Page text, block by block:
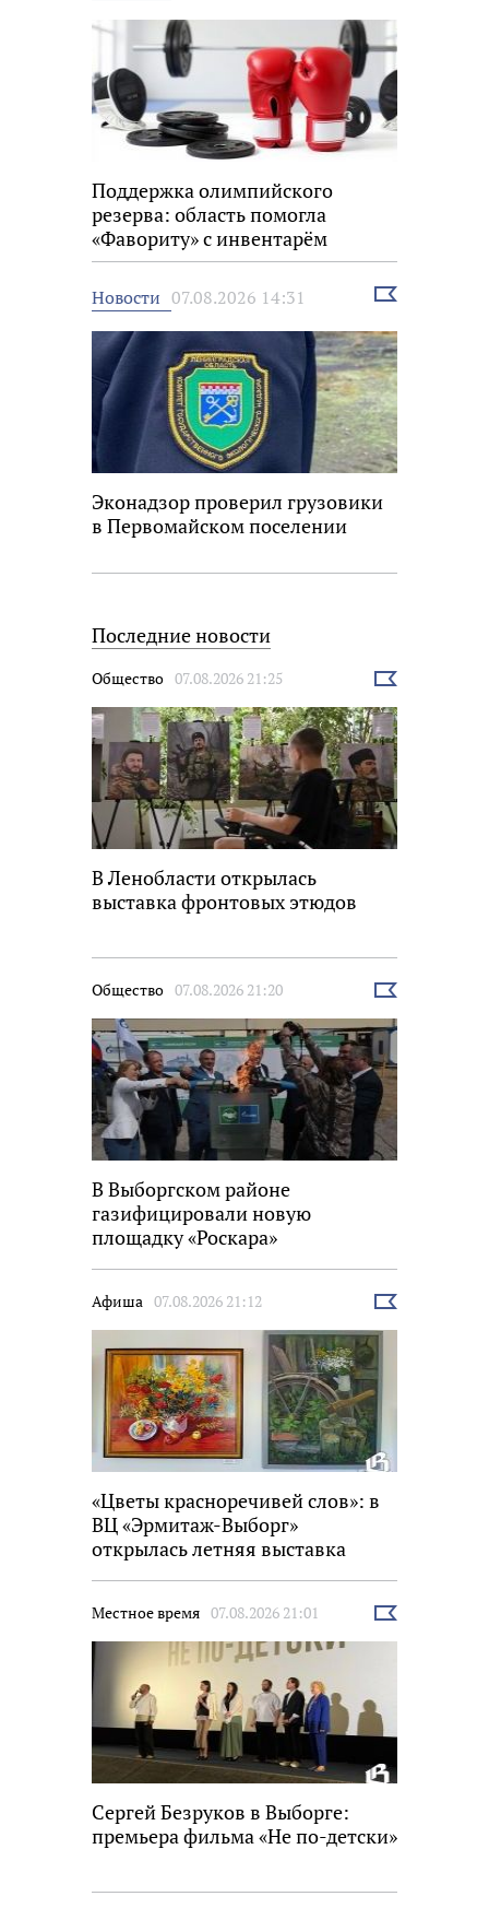
Поддержка олимпийского
резерва: область помогла
«Фавориту» с инвентарём
Новости 07.08.2026 14:31
Выбрать
Эконадзор проверил грузовики
в Первомайском поселении
Последние новости
Общество 07.08.2026 21:25
Выбрать
В Ленобласти открылась
выставка фронтовых этюдов
Общество 07.08.2026 21:20
Выбрать
В Выборгском районе
газифицировали новую
площадку «Роскара»
Афиша 07.08.2026 21:12
Выбрать
«Цветы красноречивей слов»: в
ВЦ «Эрмитаж-Выборг»
открылась летняя выставка
Местное время 07.08.2026 21:01
Выбрать
Сергей Безруков в Выборге:
премьера фильма «Не по-детски»